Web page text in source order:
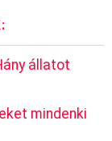
állatot
mindenki